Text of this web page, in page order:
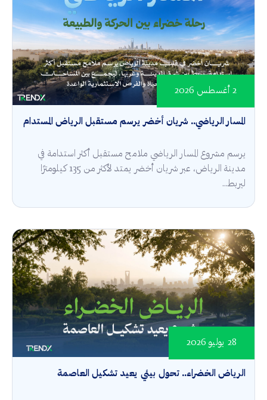
المسار الرياضي.. شريان أخضر يرسم مستقبل الرياض المستدام
2 أغسطس 2026
يرسم مشروع المسار الرياضي ملامح مستقبل أكثر استدامة في
مدينة الرياض، عبر شريان أخضر يمتد لأكثر من 135 كيلومترًا
ليربط...
الرياض الخضراء.. تحول بيئي يعيد تشكيل العاصمة
28 يوليو 2026